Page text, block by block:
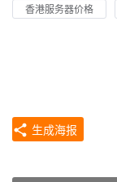
香港服务器价格
生成海报